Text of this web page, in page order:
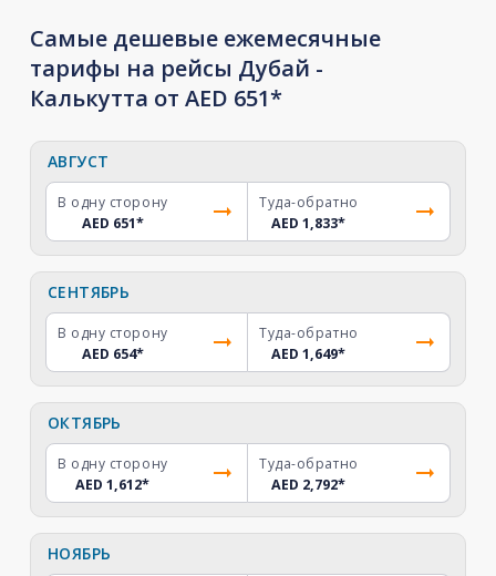
Самые дешевые ежемесячные
тарифы на рейсы Дубай -
Калькутта от AED 651*
АВГУСТ
В одну сторону
AED 651*
Туда-обратно
AED 1,833*
СЕНТЯБРЬ
В одну сторону
AED 654*
Туда-обратно
AED 1,649*
ОКТЯБРЬ
В одну сторону
AED 1,612*
Туда-обратно
AED 2,792*
НОЯБРЬ